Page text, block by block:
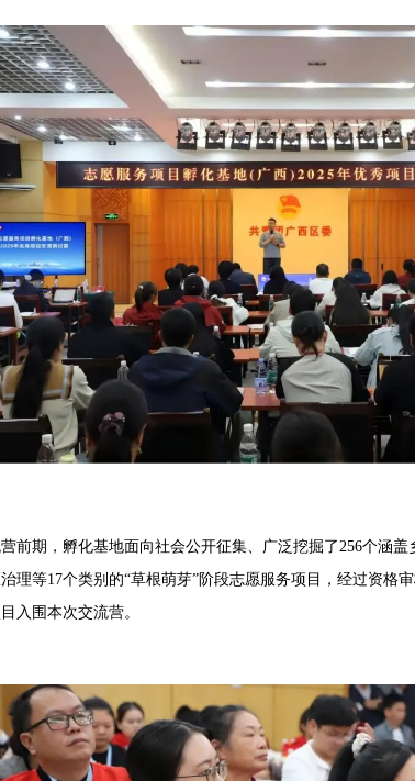
前期，孵化基地面向社会公开征集、广泛挖掘了256个涵
理等17个类别的“草根萌芽”阶段志愿服务项目，经过资格
入围本次交流营。